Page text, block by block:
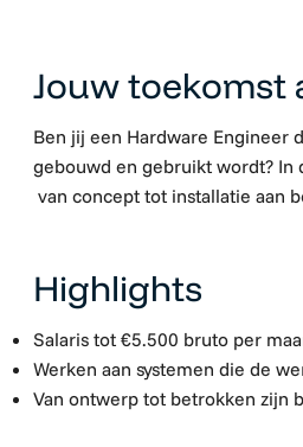
Jouw toekomst
Ben jij een Hardware Engineer
gebouwd en gebruikt wordt? In
van concept tot installatie aan
Highlights
Salaris tot €5.500 bruto per
Werken aan systemen die de
Van ontwerp tot betrokken zijn